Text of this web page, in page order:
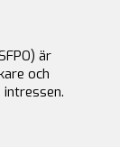
är
och